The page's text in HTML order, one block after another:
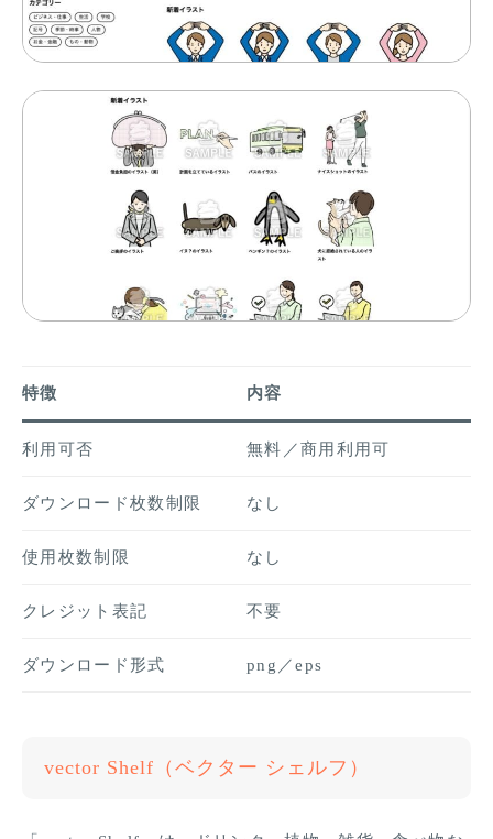
特徴 内容
利用可否 無料／商用利用可
ダウンロード枚数制限 なし
使用枚数制限 なし
クレジット表記 不要
ダウンロード形式 png／eps
vector Shelf（ベクター シェルフ）